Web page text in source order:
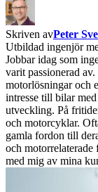
Skriven avPeter
Utbildad ingenjör
Jobbar idag som
varit passionerad
motorlösningar och
intresse till bilar
utveckling. På
och motorcyklar.
gamla fordon till
och
med mig av mina